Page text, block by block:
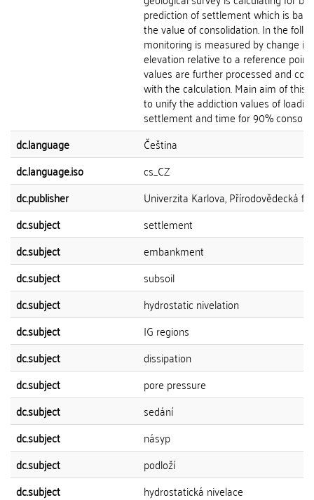
prediction of settlement which is
the value of consolidation. In the
monitoring is measured by change in
elevation relative to a reference
values are further processed and
with the calculation. Main aim of this
to unify the addiction values of
settlement and time for 90%
dc.language
Čeština
dc.language.iso
cs_CZ
dc.publisher
Univerzita Karlova, Přírodovědecká
dc.subject
settlement
dc.subject
embankment
dc.subject
subsoil
dc.subject
hydrostatic nivelation
dc.subject
IG regions
dc.subject
dissipation
dc.subject
pore pressure
dc.subject
sedání
dc.subject
násyp
dc.subject
podloží
dc.subject
hydrostatická nivelace